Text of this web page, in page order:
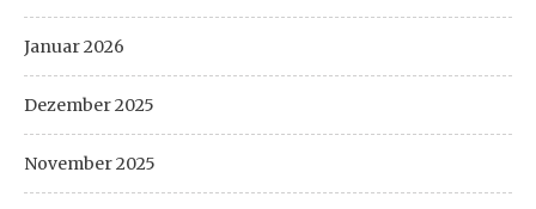
Januar 2026
Dezember 2025
November 2025